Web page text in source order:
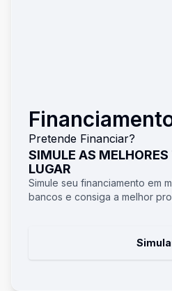
Pretende Financiar?
SIMULE AS
LUGAR
Simule seu financiamento em
bancos e consiga a melhor